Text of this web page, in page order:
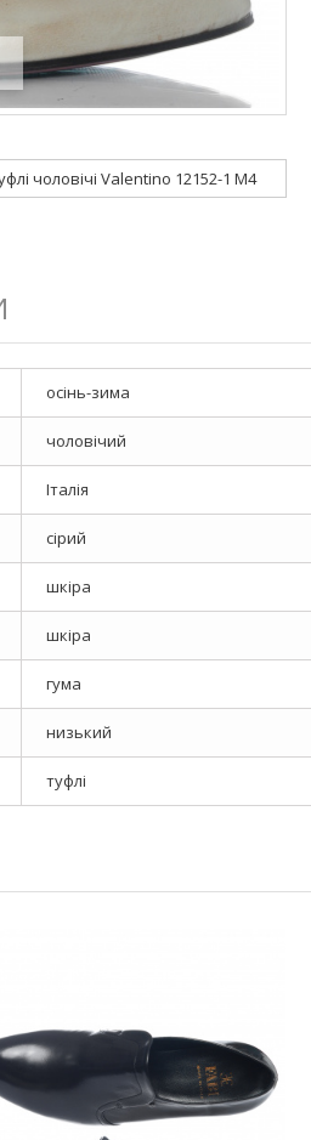
чоловічі Valentino 12152-1 M4
осінь-зима
чоловічий
Італія
сірий
шкіра
шкіра
гума
низький
туфлі